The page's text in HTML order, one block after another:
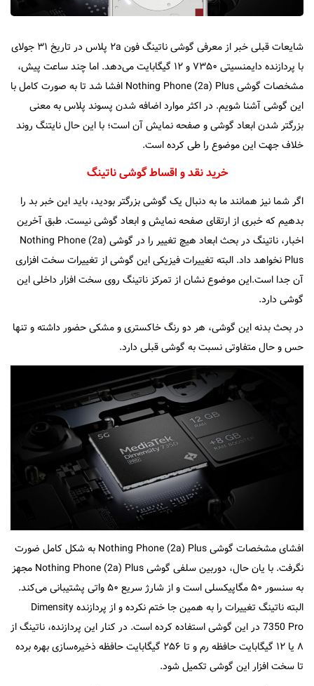
شایعات قبلی خبر از معرفی گوشی ناتینگ فون ۲a پلاس در تاریخ ۳۱ جولای
با پردازنده دایمنسیتی ۷۳۵۰ و ۱۲ گیگابایت می‌دهد. اما چند ساعت پیش،
مشخصات گوشی Nothing Phone (2a) Plus افشا شد تا به صورت کامل با
این گوشی آشنا شویم. در اکثر موارد اضافه شدن پسوند پلاس به معنی
بزرگتر شدن ابعاد گوشی و صفحه نمایش آن است؛ با این حال نایتنگ روند
خلاف جهت این موضوع را طی کرده است.
خرید نقد و اقساط گوشی ناتینگ
اگر شما نیز همانند ما به دنبال یک گوشی بزرگتر بودید، باید این خبر بد را
بدهیم که خبری از ارتقای صفحه نمایش و ابعاد گوشی نیست. طبق آخرین
اخبار، ناتینگ در بحث ابعاد هیچ تغییر را در گوشی Nothing Phone (2a)
Plus نخواهد داد. البته تغییرات فیزیکی این گوشی از تغییرات سخت افزاری
آن جدا است.این موضوع نشان از تمرکز ناتینگ روی سخت افزار داخلی این
گوشی دارد.
در بحث بدنه این گوشی، هر دو رنگ خاکستری و مشکی حضور داشته و تنها
حس و حال متفاوتی نسبت به گوشی قبلی دارد.
افشای مشخصات گوشی Nothing Phone (2a) Plus به شکل کامل ضورت
نگرفت. با یان حال، دوربین سلفی گوشی Nothing Phone (2a) Plus مجهز
به سنسور ۵۰ مگاپیکسلی است و از شارژ سریع ۵۰ واتی پشتیبانی می‌کند.
البته ناتینگ تغییرات را به همین جا ختم نکرده و از پردازنده Dimensity
7350 Pro در این گوشی استفاده کرده است. در کنار این پردازنده، ناتینگ از
۸ یا ۱۲ گیگابایت حافظه رم و تا ۲۵۶ گیگابایت حافظه ذخیره‌سازی بهره برده
تا سخت افزار این گوشی تکمیل شود.